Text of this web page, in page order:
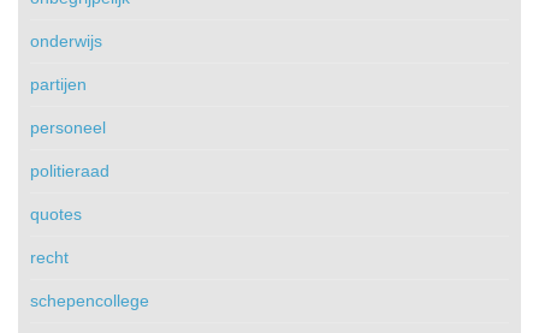
onderwijs
partijen
personeel
politieraad
quotes
recht
schepencollege